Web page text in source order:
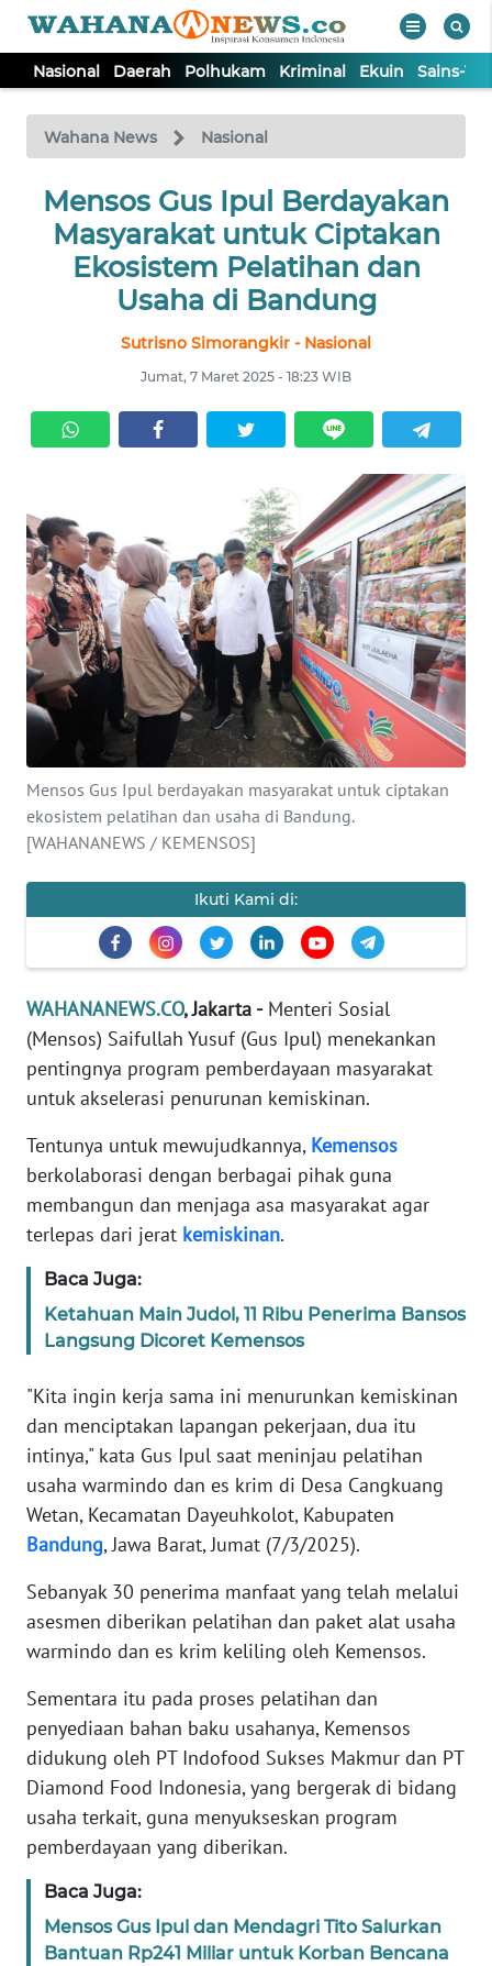
Nasional Daerah Polhukam Kriminal Ekuin Sains-
Wahana News Nasional
Mensos Gus Ipul Berdayakan
Masyarakat untuk Ciptakan
Ekosistem Pelatihan dan
Usaha di Bandung
Sutrisno Simorangkir - Nasional
Jumat, 7 Maret 2025 - 18:23 WIB
Mensos Gus Ipul berdayakan masyarakat untuk ciptakan
ekosistem pelatihan dan usaha di Bandung.
[WAHANANEWS / KEMENSOS]
Ikuti Kami di:
WAHANANEWS.CO, Jakarta -Menteri Sosial
(Mensos) Saifullah Yusuf (Gus Ipul) menekankan
pentingnya program pemberdayaan masyarakat
untuk akselerasi penurunan kemiskinan.
Tentunya untuk mewujudkannya, Kemensos
berkolaborasi dengan berbagai pihak guna
membangun dan menjaga asa masyarakat agar
terlepas dari jerat kemiskinan.
Baca Juga:
Ketahuan Main Judol, 11 Ribu Penerima Bansos
Langsung Dicoret Kemensos
"Kita ingin kerja sama ini menurunkan kemiskinan
dan menciptakan lapangan pekerjaan, dua itu
intinya," kata Gus Ipul saat meninjau pelatihan
usaha warmindo dan es krim di Desa Cangkuang
Wetan, Kecamatan Dayeuhkolot, Kabupaten
Bandung, Jawa Barat, Jumat (7/3/2025).
Sebanyak 30 penerima manfaat yang telah melalui
asesmen diberikan pelatihan dan paket alat usaha
warmindo dan es krim keliling oleh Kemensos.
Sementara itu pada proses pelatihan dan
penyediaan bahan baku usahanya, Kemensos
didukung oleh PT Indofood Sukses Makmur dan PT
Diamond Food Indonesia, yang bergerak di bidang
usaha terkait, guna menyukseskan program
pemberdayaan yang diberikan.
Baca Juga:
Mensos Gus Ipul dan Mendagri Tito Salurkan
Bantuan Rp241 Miliar untuk Korban Bencana
TV
Tutup
NASIONAL
DAERAH
EKUIN
KESEHATAN
INTERNASIONAL
SERBA-SERBI
PENDIDIKAN
OLAHRAGA
EDITORIAL
INDEKS
BERITA
KAMI
INFO
IKLAN
TENTANG
KAMI
MEDIA
REDAKSI
DISCLAIMER
Wahana
Regional
WN
SUMUT
WN
JAKARTA
JABAR